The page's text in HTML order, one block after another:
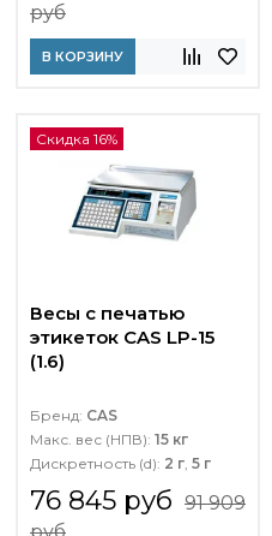
руб
В КОРЗИНУ
Скидка 16%
Весы с печатью
этикеток CAS LP-15
(1.6)
Бренд: CAS
Макс. вес (НПВ): 15 кг
Дискретность (d): 2 г, 5 г
76 845 руб 91 909